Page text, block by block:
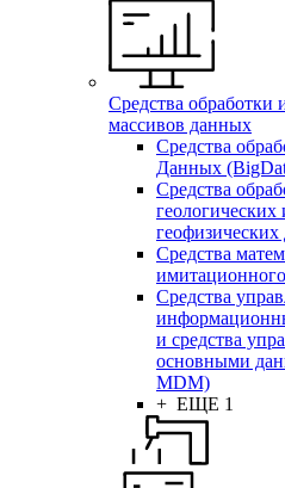
Средства обработки
массивов данных
Средства
Данных
Средства
геологических
Средства
Средства
и средства
основными
MDM)
+ ЕЩЕ 1